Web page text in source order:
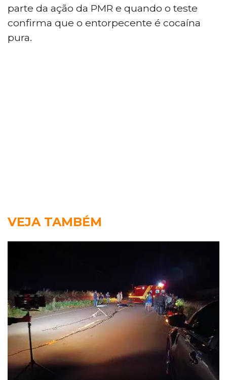
parte da ação da PMR e quando o teste
confirma que o entorpecente é cocaína
pura.
VEJA TAMBÉM